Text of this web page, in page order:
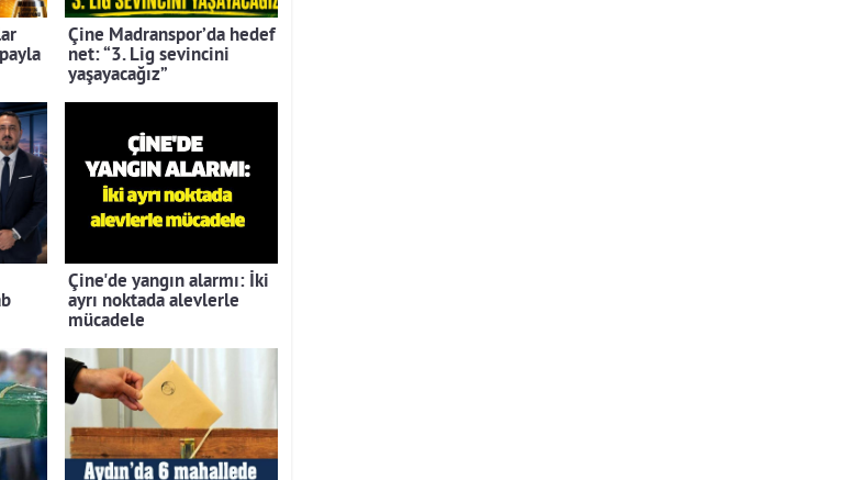
Çine Madranspor’da hedef
net: “3. Lig sevincini
yaşayacağız”
Çine'de yangın alarmı: İki
ayrı noktada alevlerle
mücadele